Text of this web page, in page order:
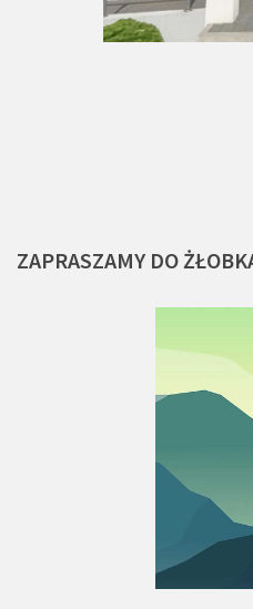
ZAPRASZAMY DO